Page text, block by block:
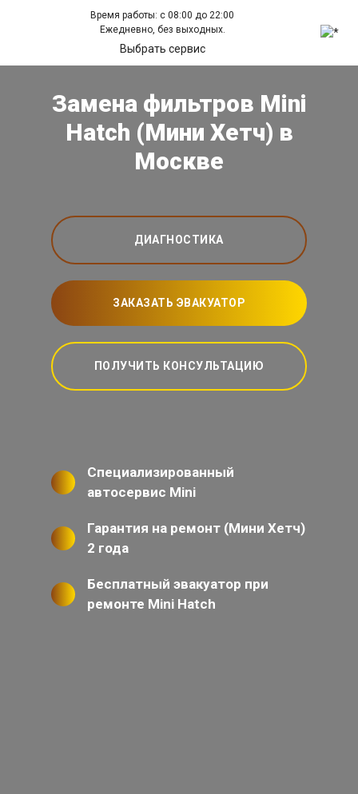
Время работы: с 08:00 до 22:00
Ежедневно, без выходных.
Выбрать сервис
Замена фильтров Mini
Hatch (Мини Хетч) в
Москве
ДИАГНОСТИКА
ЗАКАЗАТЬ ЭВАКУАТОР
ПОЛУЧИТЬ КОНСУЛЬТАЦИЮ
Специализированный
автосервис Mini
Гарантия на ремонт (Мини Хетч)
2 года
Бесплатный эвакуатор при
ремонте Mini Hatch